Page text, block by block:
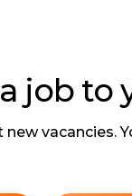
job to
vacancies.